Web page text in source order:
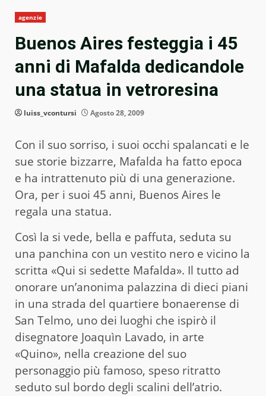
agenzie
Buenos Aires festeggia i 45
anni di Mafalda dedicandole
una statua in vetroresina
luiss_vcontursi Agosto 28, 2009
Con il suo sorriso, i suoi occhi spalancati e le
sue storie bizzarre, Mafalda ha fatto epoca
e ha intrattenuto più di una generazione.
Ora, per i suoi 45 anni, Buenos Aires le
regala una statua.
Così la si vede, bella e paffuta, seduta su
una panchina con un vestito nero e vicino la
scritta «Qui si sedette Mafalda». Il tutto ad
onorare un’anonima palazzina di dieci piani
in una strada del quartiere bonaerense di
San Telmo, uno dei luoghi che ispirò il
disegnatore Joaquìn Lavado, in arte
«Quino», nella creazione del suo
personaggio più famoso, speso ritratto
seduto sul bordo degli scalini dell’atrio.